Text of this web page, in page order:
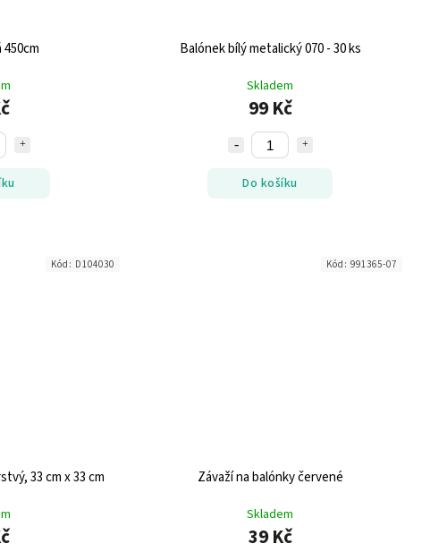
Balónek bílý metalický 070 - 30 ks
Skladem
99 Kč
Do košíku
33 cm x 33 cm
Kód: D104030
Závaží na balónky červené
Skladem
39 Kč
Kód: 991365-07